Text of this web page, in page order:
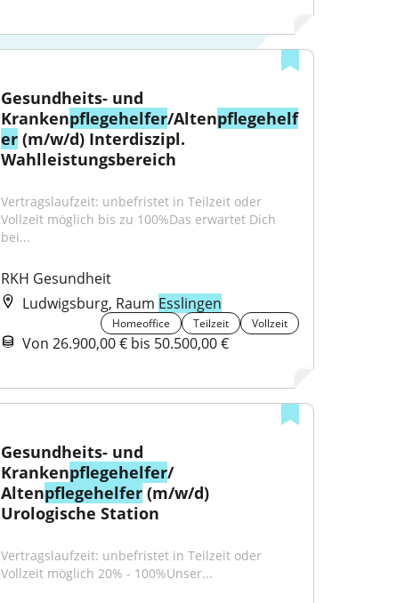
Gesundheits- und
Krankenpflegehelfer/Altenpflegehelf
er (m/w/d) Interdiszipl.
Wahlleistungsbereich
Vertragslaufzeit: unbefristet in Teilzeit oder
Vollzeit möglich bis zu 100%Das erwartet Dich
bei...
RKH Gesundheit
Ludwigsburg, Raum Esslingen
Homeoffice Teilzeit Vollzeit
Von 26.900,00 € bis 50.500,00 €
Gesundheits- und
Krankenpflegehelfer/
Altenpflegehelfer (m/w/d)
Urologische Station
Vertragslaufzeit: unbefristet in Teilzeit oder
Vollzeit möglich 20% - 100%Unser...